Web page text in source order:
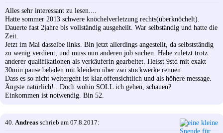
Alles sehr interessant zu lesen....
Hatte sommer 2013 schwere knöchelverletzung rechts(überknöchelt).
Dauerte fast 2jahre bis vollständig ausgeheilt. War selbständig und hatte die
Zeit.
Jetzt im Mai dasselbe links. Bin jetzt allerdings angestellt, da selbstständig
zu wenig verdient, und muss nun anderen job suchen. Habe zuletzt trotz
anderer qualifikationen als verkäuferin gearbeitet. Heisst 9std mit exakt
30min pause beladen mit kleidern über zwi stockwerke rennen.
Dass es so nicht weitergeht ist klar.offensichtlich und als höhere message.
Ängste natürlich! . Doch wohin SOLL ich gehen, schauen?
Einkommen ist notwendig. Bin 52.
40. Andreas schrieb am 07.8.2017: